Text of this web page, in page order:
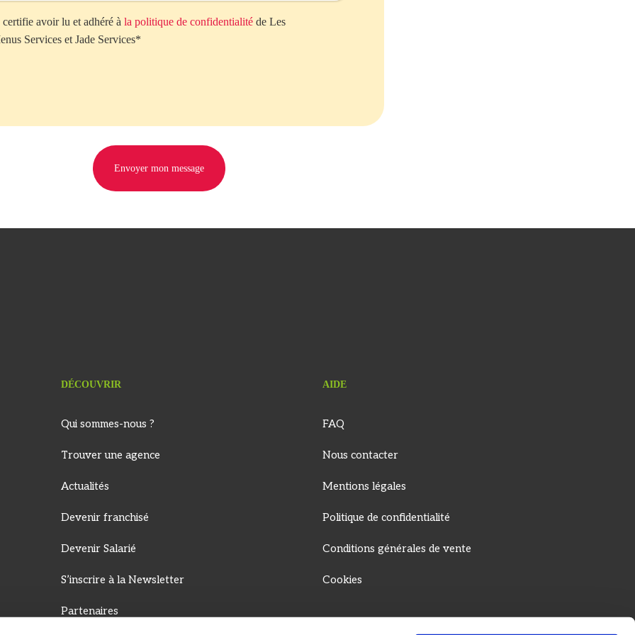
certifie avoir lu et adhéré à la politique de confidentialité de Les
Services et Jade Services*
Envoyer mon message
DÉCOUVRIR
Qui sommes-nous ?
Trouver une agence
Actualités
Devenir franchisé
Devenir Salarié
S’inscrire à la Newsletter
Partenaires
AIDE
FAQ
Nous contacter
Mentions légales
Politique de confidentialité
Conditions générales de vente
Cookies